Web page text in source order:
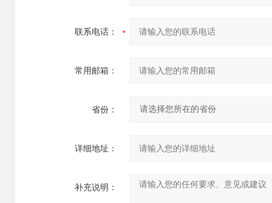
联系电话：
常用邮箱：
省份：
详细地址：
补充说明：